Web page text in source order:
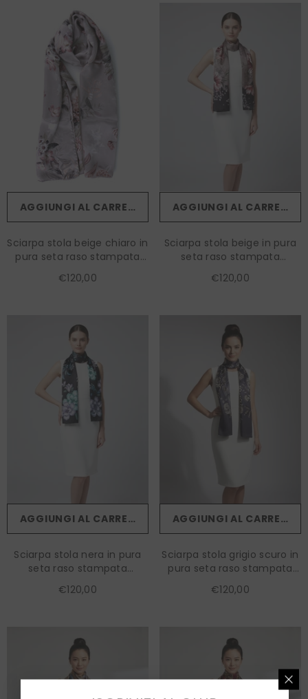
AGGIUNGI AL CARRELLO
Sciarpa stola beige chiaro in
pura seta raso stampata
€120,00
AGGIUNGI AL CARRELLO
Sciarpa stola beige in pura
seta raso stampata
€120,00
AGGIUNGI AL CARRELLO
Sciarpa stola nera in pura
seta raso stampata
BARBERA
€120,00
AGGIUNGI AL CARRELLO
Sciarpa stola grigio scuro in
pura seta raso stampata
FRANCESCA
€120,00